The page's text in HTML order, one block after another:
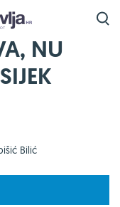
NU
Bilić